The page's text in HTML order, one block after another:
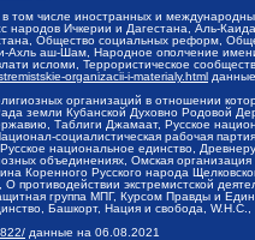
числе иностранных и
Ичкерии и Дагестана, Аль-
Общество социальных реформ,
Ахль аш-Шам, Народное ополчение
исломи, Террористическое
organizacii-i-materialy.html
организаций в отношении
земли Кубанской Духовно Родовой
Таблиги Джамаат, Русское
социалистическая рабочая
национальное единство,
объединениях, Омская
Коренного Русского народа
противодействии экстремистской
группа МПГ, Курсом Правды и
Башкорт, Нация и свобода,
данные на 06.08.2021